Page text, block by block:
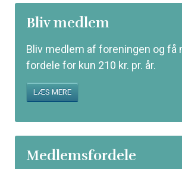
Bliv medlem
Bliv medlem af foreningen og få
fordele for kun 210 kr. pr. år.
LÆS MERE
Medlemsfordele